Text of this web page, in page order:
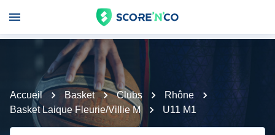
Accueil Basket Clubs
Rhône
Basket Laique Fleurie/Villie M
U11 M1